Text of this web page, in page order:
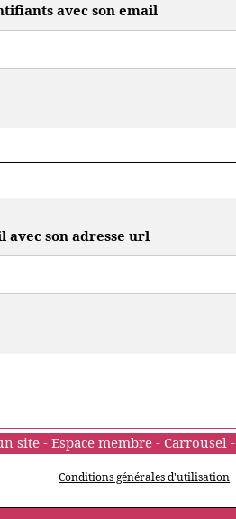
avec son email
avec son adresse url
site- Espace membre- Carrousel-
Conditions générales d'utilisation